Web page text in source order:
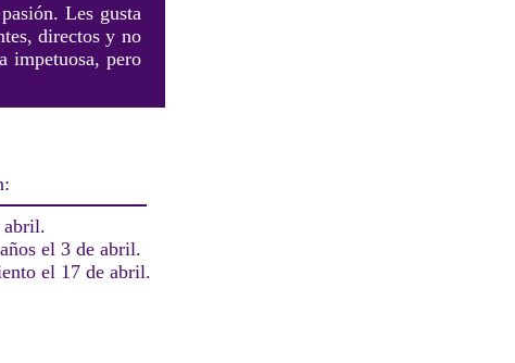
Les gusta
directos y no
impetuosa, pero
abril.
el 3 de abril.
el 17 de abril.